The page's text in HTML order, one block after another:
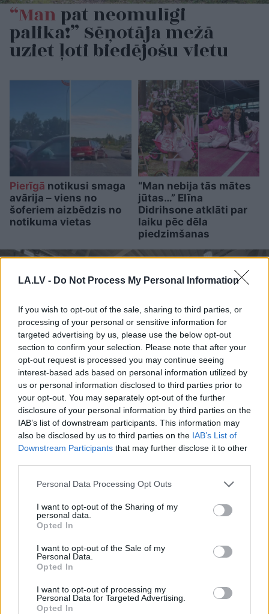
LA.LV - Do Not Process My Personal Information
If you wish to opt-out of the sale, sharing to third parties, or
processing of your personal or sensitive information for
targeted advertising by us, please use the below opt-out
section to confirm your selection. Please note that after your
opt-out request is processed you may continue seeing
interest-based ads based on personal information utilized by
us or personal information disclosed to third parties prior to
your opt-out. You may separately opt-out of the further
disclosure of your personal information by third parties on the
IAB’s list of downstream participants. This information may
also be disclosed by us to third parties on the IAB’s List of
Downstream Participants that may further disclose it to other
Please note that this website/app uses one or more Google
not limited to your visit or usage behaviour. You may click to
grant or deny consent to Google and its third-party tags to
use your data for below specified purposes in below Google
consent section.
Personal Data Processing Opt Outs
I want to opt-out of the Sharing of my
personal data.
Opted In
I want to opt-out of the Sale of my
Personal Data.
Opted In
I want to opt-out of processing my
Personal Data for Targeted Advertising.
Opted In
“Manpat neomulīgi
palika!” Sēņotāja mežā
uziet ļoti biedējošu vietu
Pierīgā notikusi smaga
avārija – viens no
šoferiem aizbēdzis no
notikuma vietas
“Man nebija tās mātes
jūtas…” Elīna
Didrihsone atklāti par
laiku pēc dēla
piedzimšanas
“Pirmo reizi ko tādu
redzu.” Pircēji sajūsmā par
veikalā novēroto
jaunieviesumu
“Viņi tos mīl!” Slaidiņš
Aršo zodiaka zīmju